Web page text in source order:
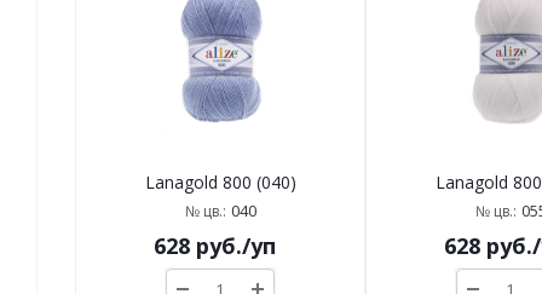
Lanagold 800 (040)
№ цв.: 040
628руб./уп
Lanagold
№ цв.:
628руб.